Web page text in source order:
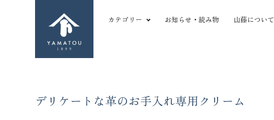
カテゴリー
三つ折り財布
かたい
お知らせ・読み物 山藤について
デリケートな革のお手入れ専用クリーム